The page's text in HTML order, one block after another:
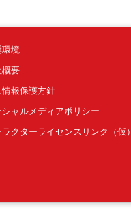
境
概要
情報保護方針
シャルメディアポリシー
ラクターライセンスリンク（仮）